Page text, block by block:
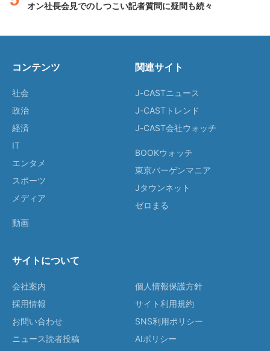
オン社長会見でのしつこい記者質問に疑問も続々
コンテンツ
社会
政治
経済
IT
エンタメ
スポーツ
メディア
動画
関連サイト
J-CASTニュース
J-CASTトレンド
J-CAST会社ウォッチ
BOOKウォッチ
東京バーゲンマニア
Jタウンネット
ゼロまる
サイトについて
会社案内
採用情報
お問い合わせ
ニュース読者投稿
個人情報保護方針
サイト利用規約
SNS利用ポリシー
AIポリシー